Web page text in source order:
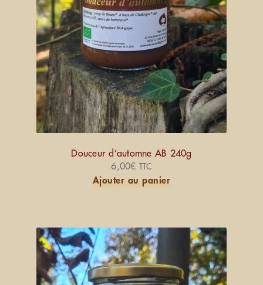
Douceur d’automne AB 240g
6,00€ TTC
Ajouter au panier